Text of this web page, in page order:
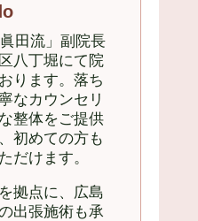
田流」副院長
八丁堀にて院
ります。落ち
なカウンセリ
整体をご提供
初めての方も
だけます。
拠点に、広島
出張施術も承